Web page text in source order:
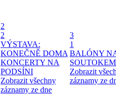
2
2
VÝSTAVA:
KONEČNĚ DOMA
KONCERTY NA
PODSÍNI
Zobrazit všechny
záznamy ze dne
3
1
BALÓNY
SOUTOKEM
Zobrazit
záznamy ze